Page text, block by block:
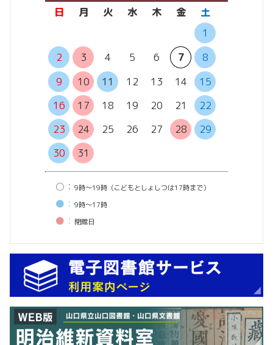
日
月 火 水 木 金
土
1
2
3 4 5 6 7
8
9
10 11 12 13 14
15
16
17 18 19 20 21
22
23
24 25 26 27 28
29
30
31
○： 9時〜19時（こどもとしょしつは17時まで）
●： 9時〜17時
●： 閉館⽇